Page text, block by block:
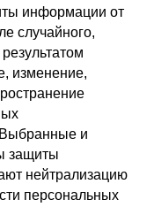
информации от
случайного,
изменение,
и
защиты
нейтрализацию
персональных